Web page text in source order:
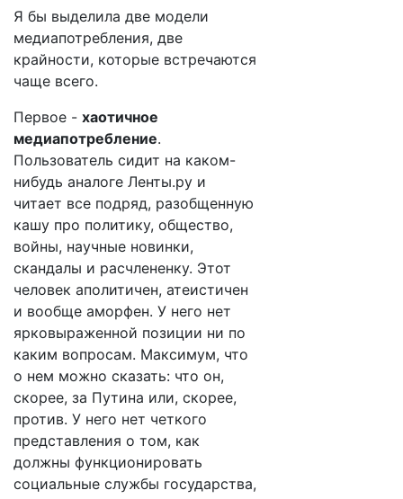
Я бы выделила две модели
медиапотребления, две
крайности, которые встречаются
чаще всего.
Первое - хаотичное
медиапотребление.
Пользователь сидит на каком-
нибудь аналоге Ленты.ру и
читает все подряд, разобщенную
кашу про политику, общество,
войны, научные новинки,
скандалы и расчлененку. Этот
человек аполитичен, атеистичен
и вообще аморфен. У него нет
ярковыраженной позиции ни по
каким вопросам. Максимум, что
о нем можно сказать: что он,
скорее, за Путина или, скорее,
против. У него нет четкого
представления о том, как
должны функционировать
социальные службы государства,